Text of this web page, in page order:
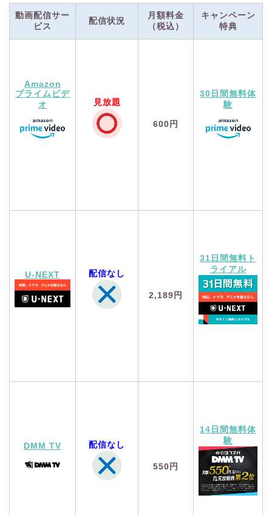
動画配信サー
ビス
配信状況
月額料金
（税込）
キャンペーン
特典
Amazon
プライムビデ
オ
見放題
600円
30日間無料体
験
U-NEXT 配信なし
2,189円
31日間無料ト
ライアル
DMM TV 配信なし
550円
14日間無料体
験